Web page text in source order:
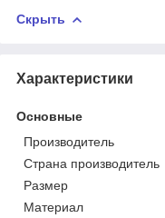
Скрыть
Характеристики
Основные
Производитель
Страна производитель
Размер
Материал